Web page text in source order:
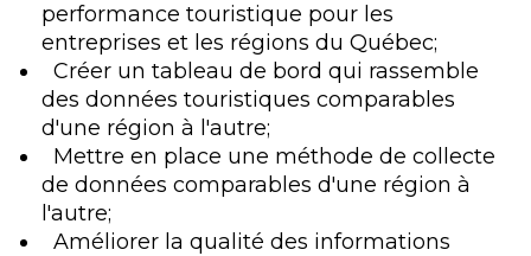
performance touristique pour les
entreprises et les régions du Québec;
Créer un tableau de bord qui rassemble
des données touristiques comparables
d'une région à l'autre;
Mettre en place une méthode de collecte
de données comparables d'une région à
l'autre;
Améliorer la qualité des informations